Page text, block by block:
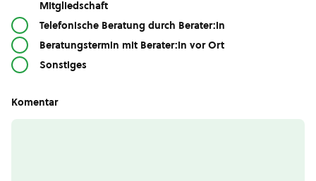
Mitgliedschaft
Telefonische Beratung durch Berater:in
Beratungstermin mit Berater:in vor Ort
Sonstiges
Komentar